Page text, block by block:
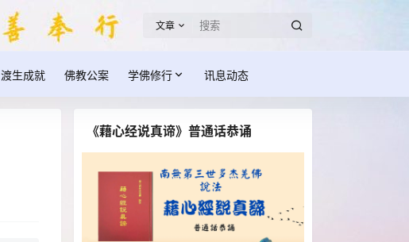
文章
渡生成就 佛教公案 学佛修行 讯息动态
《藉心经说真谛》普通话恭诵